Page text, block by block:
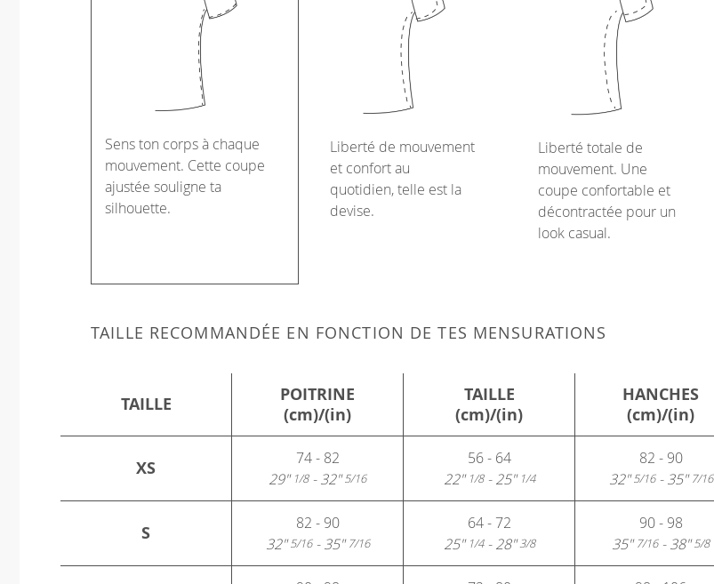
Sens ton corps à chaque
mouvement. Cette coupe
ajustée souligne ta
silhouette.
Liberté de mouvement
et confort au
quotidien, telle est la
devise.
Liberté totale de
mouvement. Une
coupe confortable et
décontractée pour un
look casual.
TAILLE RECOMMANDÉE EN FONCTION DE TES MENSURATIONS
TAILLE
POITRINE
(cm)/(in)
TAILLE
(cm)/(in)
HANCHES
(cm)/(in)
XS
74 - 82
29"1/8- 32"5/16
56 - 64
22"1/8- 25"1/4
82 - 90
32"5/16- 35"7/16
S
82 - 90
32"5/16- 35"7/16
64 - 72
25"1/4- 28"3/8
90 - 98
35"7/16- 38"5/8